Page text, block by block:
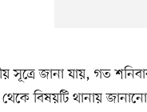
সূত্রে জানা যায়, গত
থেকে বিষয়টি থানায়